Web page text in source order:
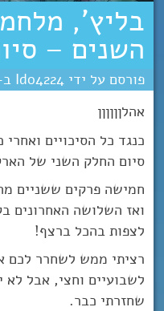
בליץ’,
השנים –
Ido4224
אהלןןןןןן
כנגד כל הסיכויים
סיום החלק השני של
חמישה פרקים ששניים
ואז השלושה האחרונים
לצפות בהכל ברצף!
רציתי ממש לשחרר לכם
לשבועיים וחצי, אבל לא
שחזרתי כבר.